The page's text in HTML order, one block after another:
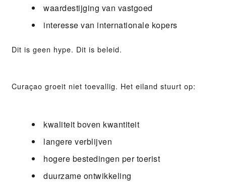
waardestijging van vastgoed
interesse van internationale kopers
Dit is geen hype. Dit is beleid.
Curaçao groeit niet toevallig. Het eiland stuurt op:
kwaliteit boven kwantiteit
langere verblijven
hogere bestedingen per toerist
duurzame ontwikkeling